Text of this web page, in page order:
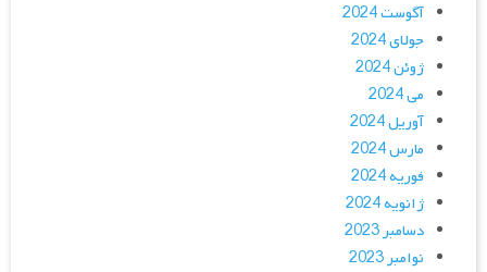
آگوست 2024
جولای 2024
ژوئن 2024
می 2024
آوریل 2024
مارس 2024
فوریه 2024
ژانویه 2024
دسامبر 2023
نوامبر 2023